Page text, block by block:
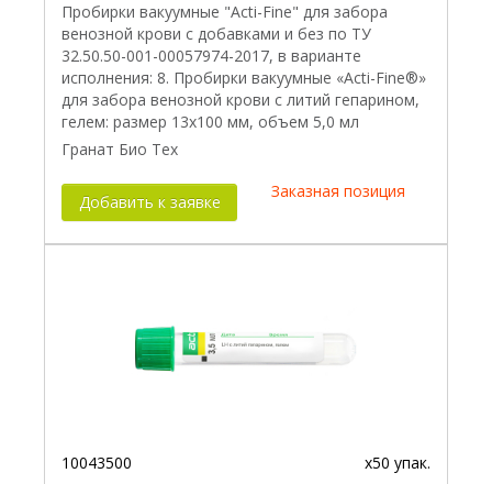
Пробирки вакуумные "Acti-Fine" для забора
венозной крови с добавками и без по ТУ
32.50.50-001-00057974-2017, в варианте
исполнения: 8. Пробирки вакуумные «Acti-Fine®»
для забора венозной крови с литий гепарином,
гелем: размер 13х100 мм, объем 5,0 мл
Гранат Био Тех
Добавить к заявке
Заказная позиция
10043500
x50 упак.